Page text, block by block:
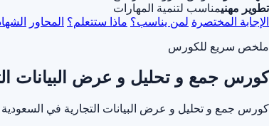
تطوير مهنيمناسب لتنمية المهارات
الإجابة المختصرة لمن يناسب؟ ماذا ستتعلم؟ المحاور
ملخص سريع للكورس
كورس جمع و تحليل و عرض البيانات
كورس جمع و تحليل و عرض البيانات التجارية في